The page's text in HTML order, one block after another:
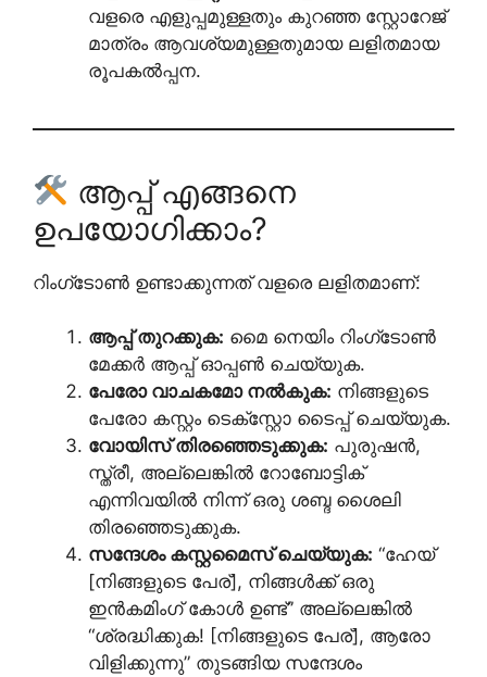
വളരെ എളുപ്പമുള്ളതും കുറഞ്ഞ സ്റ്റോറേജ്
മാത്രം ആവശ്യമുള്ളതുമായ ലളിതമായ
രൂപകൽപ്പന.
ആപ്പ് എങ്ങനെ
ഉപയോഗിക്കാം?
റിംഗ്‌ടോൺ ഉണ്ടാക്കുന്നത് വളരെ ലളിതമാണ്:
ആപ്പ് തുറക്കുക: മൈ നെയിം റിംഗ്‌ടോൺ
മേക്കർ ആപ്പ് ഓപ്പൺ ചെയ്യുക.
പേരോ വാചകമോ നൽകുക: നിങ്ങളുടെ
പേരോ കസ്റ്റം ടെക്സ്റ്റോ ടൈപ്പ് ചെയ്യുക.
വോയിസ് തിരഞ്ഞെടുക്കുക: പുരുഷൻ,
സ്ത്രീ, അല്ലെങ്കിൽ റോബോട്ടിക്
എന്നിവയിൽ നിന്ന് ഒരു ശബ്ദ ശൈലി
തിരഞ്ഞെടുക്കുക.
സന്ദേശം കസ്റ്റമൈസ് ചെയ്യുക: “ഹേയ്
[നിങ്ങളുടെ പേര്], നിങ്ങൾക്ക് ഒരു
ഇൻകമിംഗ് കോൾ ഉണ്ട്” അല്ലെങ്കിൽ
“ശ്രദ്ധിക്കുക! [നിങ്ങളുടെ പേര്], ആരോ
വിളിക്കുന്നു” തുടങ്ങിയ സന്ദേശം